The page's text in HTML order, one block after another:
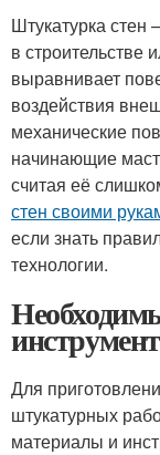
Штукатурка стен
в строительстве
выравнивает
воздействия
механические
начинающие
считая её
стен своими
если знать
технологии.
Для
штукатурных
материалы и